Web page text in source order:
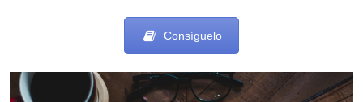
Consíguelo